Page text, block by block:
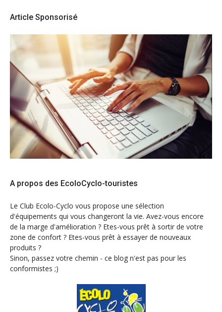
Article Sponsorisé
A propos des EcoloCyclo-touristes
Le Club Ecolo-Cyclo vous propose une sélection
d'équipements qui vous changeront la vie. Avez-vous encore
de la marge d'amélioration ? Etes-vous prêt à sortir de votre
zone de confort ? Etes-vous prêt à essayer de nouveaux
produits ?
Sinon, passez votre chemin - ce blog n'est pas pour les
conformistes ;)